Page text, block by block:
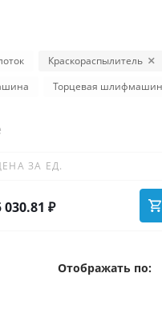
Краскораспылитель
Торцевая
ЗА ЕД.
030.81 ₽
Отображать по: